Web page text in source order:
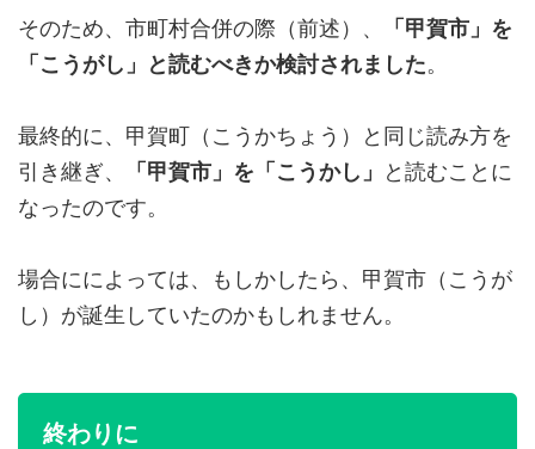
そのため、市町村合併の際（前述）、
「甲賀市」を
「こうがし」と読むべきか検討されました。
最終的に、甲賀町（こうかちょう）と同じ読み方を
引き継ぎ、
「甲賀市」を「こうかし」
と読むことに
なったのです。
場合にによっては、もしかしたら、甲賀市（こうが
し）が誕生していたのかもしれません。
終わりに